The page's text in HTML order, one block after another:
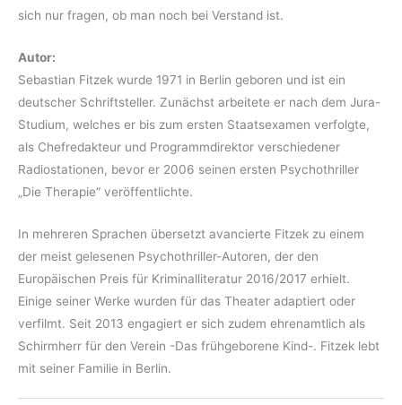
sich nur fragen, ob man noch bei Verstand ist.
Autor:
Sebastian Fitzek wurde 1971 in Berlin geboren und ist ein
deutscher Schriftsteller. Zunächst arbeitete er nach dem Jura-
Studium, welches er bis zum ersten Staatsexamen verfolgte,
als Chefredakteur und Programmdirektor verschiedener
Radiostationen, bevor er 2006 seinen ersten Psychothriller
„Die Therapie“ veröffentlichte.
In mehreren Sprachen übersetzt avancierte Fitzek zu einem
der meist gelesenen Psychothriller-Autoren, der den
Europäischen Preis für Kriminalliteratur 2016/2017 erhielt.
Einige seiner Werke wurden für das Theater adaptiert oder
verfilmt. Seit 2013 engagiert er sich zudem ehrenamtlich als
Schirmherr für den Verein -Das frühgeborene Kind-. Fitzek lebt
mit seiner Familie in Berlin.